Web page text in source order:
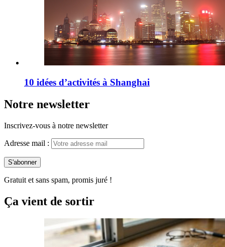
10 idées d’activités à Shanghai
Notre newsletter
Inscrivez-vous à notre newsletter
Adresse mail :
Gratuit et sans spam, promis juré !
Ça vient de sortir